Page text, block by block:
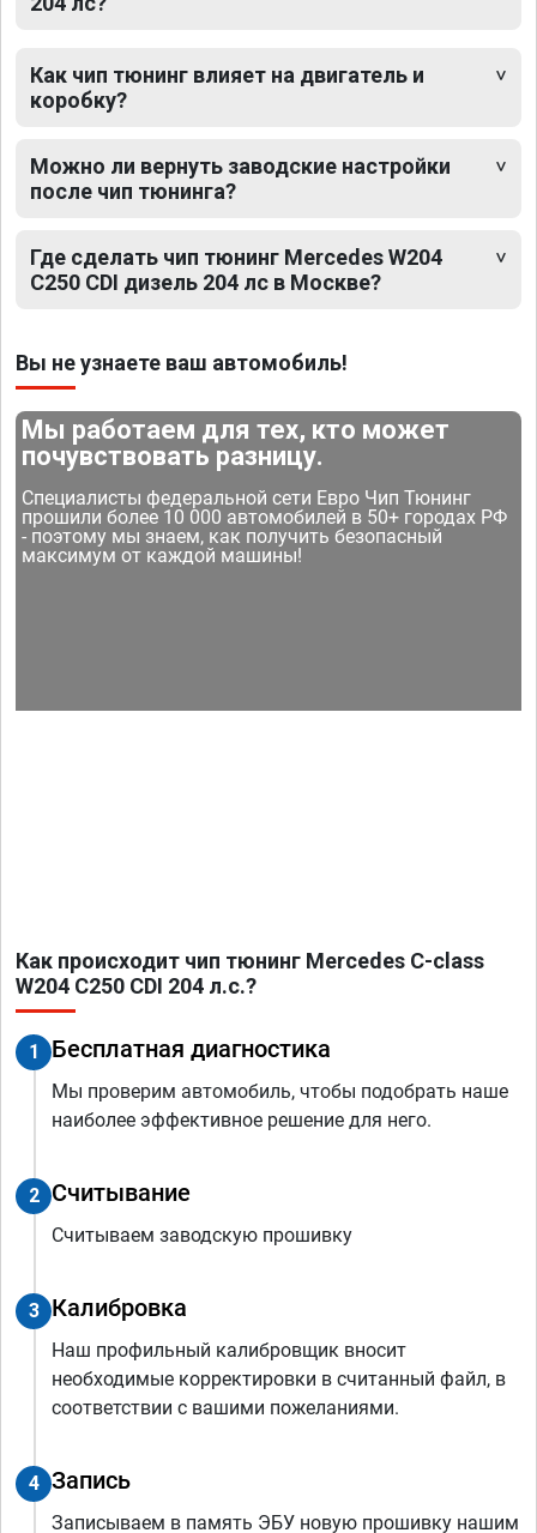
Как чип тюнинг влияет на двигатель и
коробку?
Можно ли вернуть заводские настройки
после чип тюнинга?
Где сделать чип тюнинг Mercedes W204
C250 CDI дизель 204 лс в Москве?
Вы не узнаете ваш автомобиль!
Мы работаем для тех, кто может
почувствовать разницу.
Специалисты федеральной сети Евро Чип Тюнинг
прошили более 10 000 автомобилей в 50+ городах РФ
- поэтому мы знаем, как получить безопасный
максимум от каждой машины!
Как происходит чип тюнинг Mercedes C-class
W204 C250 CDI 204 л.с.?
1 Бесплатная диагностика
Мы проверим автомобиль, чтобы подобрать наше
наиболее эффективное решение для него.
2 Считывание
Считываем заводскую прошивку
3 Калибровка
Наш профильный калибровщик вносит
необходимые корректировки в считанный файл, в
соответствии с вашими пожеланиями.
4 Запись
Записываем в память ЭБУ новую прошивку нашим